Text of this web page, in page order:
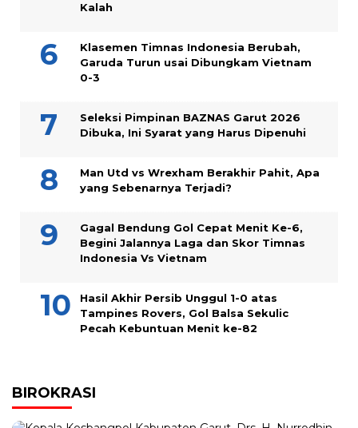
Kalah
Klasemen Timnas Indonesia Berubah,
Garuda Turun usai Dibungkam Vietnam
0-3
Seleksi Pimpinan BAZNAS Garut 2026
Dibuka, Ini Syarat yang Harus Dipenuhi
Man Utd vs Wrexham Berakhir Pahit, Apa
yang Sebenarnya Terjadi?
Gagal Bendung Gol Cepat Menit Ke-6,
Begini Jalannya Laga dan Skor Timnas
Indonesia Vs Vietnam
Hasil Akhir Persib Unggul 1-0 atas
Tampines Rovers, Gol Balsa Sekulic
Pecah Kebuntuan Menit ke-82
BIROKRASI